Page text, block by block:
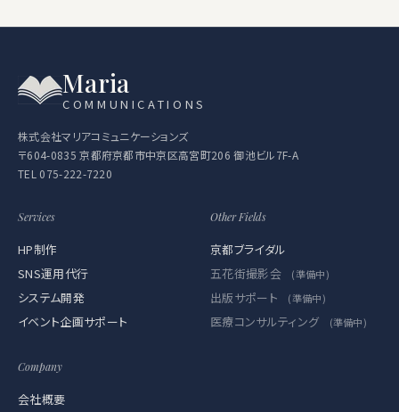
Maria
COMMUNICATIONS
株式会社マリアコミュニケーションズ
〒604-0835 京都府京都市中京区高宮町206 御池ビル7F-A
TEL 075-222-7220
Services
HP制作
SNS運用代行
システム開発
イベント企画サポート
Other Fields
京都ブライダル
五花街撮影会
(準備中)
出版サポート (準備中)
医療コンサルティング (準備中)
Company
会社概要